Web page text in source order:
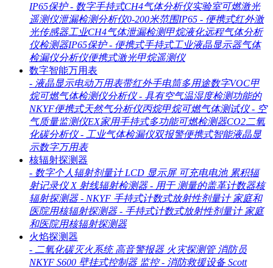
IP65保护 - 数字手持式CH4气体分析仪实验室可燃激光
遥测仪泄漏检测分析仪0-200米范围IP65 - 便携式红外激
光传感器工业CH4气体泄漏检测甲烷液化远程气体分析
仪检测器IP65保护 - 便携式手持式工业液晶显示器气体
检漏仪分析仪便携式激光甲烷遥测仪
数字智能万用表
- 液晶显示电动万用表带红外手电筒多用途数字VOC甲
烷可燃气体检测仪分析仪 - 具有空气温湿度检测功能的
NKYF便携式天然气分析仪丙烷甲烷可燃气体测试仪 - 空
气质量监测仪EX家用手持式多功能可燃检测器CO2二氧
化碳分析仪 - 工业气体检漏仪双报警便携式智能液晶显
示数字万用表
核辐射探测器
- 数字个人辐射剂量计 LCD 显示屏 可充电电池 累积辐
射记录仪 X 射线辐射检测器 - 用于 测量的盖革计数器核
辐射探测器 - NKYF 手持式计数式放射性剂量计 家庭和
医院用核辐射探测器 - 手持式计数式放射性剂量计 家庭
和医院用核辐射探测器
火焰探测器
- 二氧化碳灭火系统 高音警报器 火灾探测管 消防员
NKYF S600 壁挂式控制器 监控 - 消防救援设备 Scott